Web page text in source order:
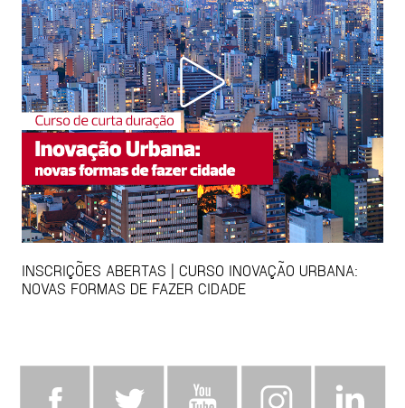
INSCRIÇÕES ABERTAS | CURSO INOVAÇÃO URBANA:
NOVAS FORMAS DE FAZER CIDADE